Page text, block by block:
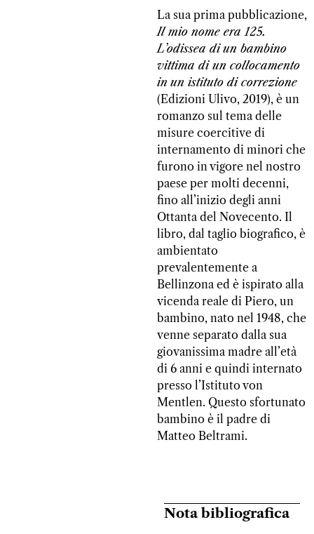
La sua prima pubblicazione,
Il mio nome era 125.
L’odissea di un bambino
vittima di un collocamento
in un istituto di correzione
(Edizioni Ulivo, 2019), è un
romanzo sul tema delle
misure coercitive di
internamento di minori che
furono in vigore nel nostro
paese per molti decenni,
fino all’inizio degli anni
Ottanta del Novecento. Il
libro, dal taglio biografico, è
ambientato
prevalentemente a
Bellinzona ed è ispirato alla
vicenda reale di Piero, un
bambino, nato nel 1948, che
venne separato dalla sua
giovanissima madre all’età
di 6 anni e quindi internato
presso l’Istituto von
Mentlen. Questo sfortunato
bambino è il padre di
Matteo Beltrami.
Nota bibliografica